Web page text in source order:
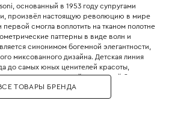
основанный в 1953 году супругами
произвёл настоящую революцию в мире
смогла воплотить на тканом полотне
паттерны в виде волн и
синонимом богемной элегантности,
миксованного дизайна. Детская линия
до самых юных ценителей красоты,
из натуральных тканей. Люксовый бренд
соглашение с компанией
экспертом в производстве премиальной
ТОВАРЫ БРЕНДА